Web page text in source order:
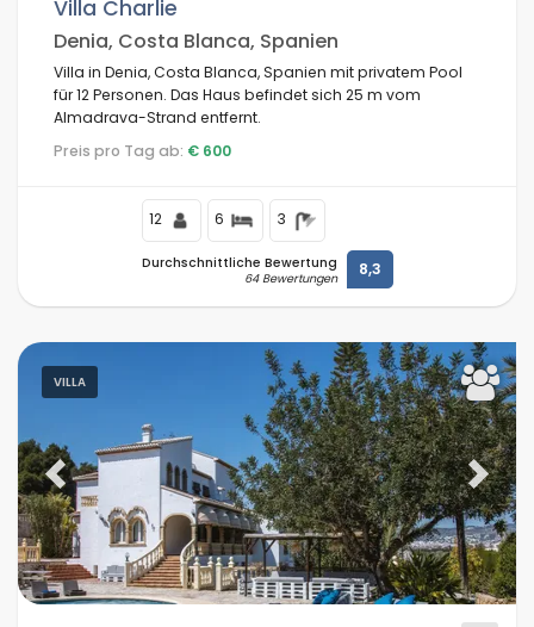
Villa Charlie
Denia, Costa Blanca, Spanien
Villa in Denia, Costa Blanca, Spanien mit privatem Pool
für 12 Personen. Das Haus befindet sich 25 m vom
Almadrava-Strand entfernt.
Preis pro Tag ab: € 600
12 6 3
Durchschnittliche Bewertung
64 Bewertungen 8,3
VILLA
Previous Next